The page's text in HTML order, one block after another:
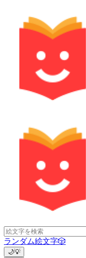
ランダム絵文字🎲
🌙💡